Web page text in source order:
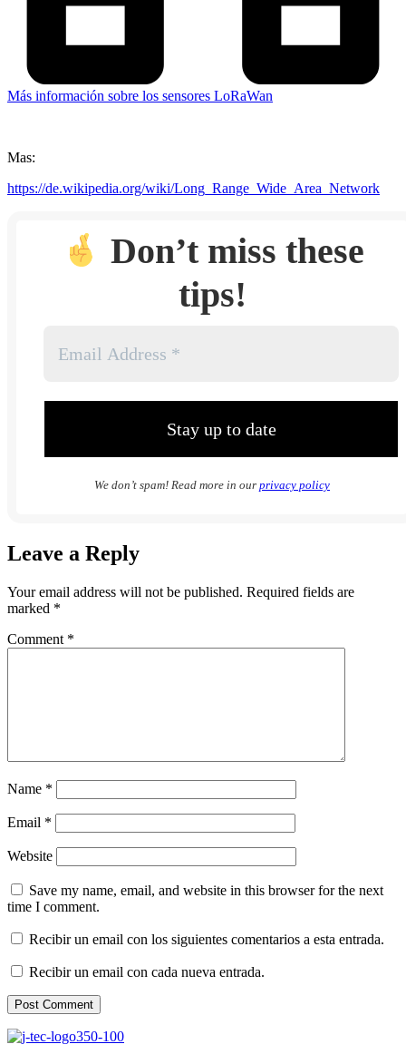
Más información sobre los sensores LoRaWan
Mas:
https://de.wikipedia.org/wiki/Long_Range_Wide_Area_Network
Don’t miss these
tips!
We don’t spam! Read more in our privacy policy
Leave a Reply
Your email address will not be published. Required fields are
marked *
Comment *
Name *
Email *
Website
Save my name, email, and website in this browser for the next
time I comment.
Recibir un email con los siguientes comentarios a esta entrada.
Recibir un email con cada nueva entrada.